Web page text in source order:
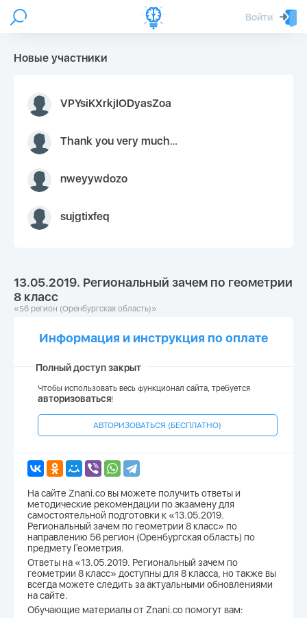
Войти
Новые участники
VPYsiKXrkjIODyasZoa
Thank you very much for your inquiry We appreciate you 9126052 https://youtube.com faceapple !
nweyywdozo
sujgtixfeq
13.05.2019. Региональный зачем по геометрии
8 класс
«56 регион (Оренбургская область)»
Информация и инструкция по оплате
Полный доступ закрыт
Чтобы использовать весь функционал сайта, требуется
авторизоваться!
АВТОРИЗОВАТЬСЯ (БЕСПЛАТНО)
На сайте Znani.co вы можете получить ответы и
методические рекомендации по экзамену для
самостоятельной подготовки к «13.05.2019.
Региональный зачем по геометрии 8 класс» по
направлению 56 регион (Оренбургская область) по
предмету Геометрия.
Ответы на «13.05.2019. Региональный зачем по
геометрии 8 класс» доступны для 8 класса, но также вы
всегда можете следить за актуальными обновлениями
на сайте.
Обучающие материалы от Znani.co помогут вам: